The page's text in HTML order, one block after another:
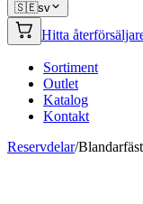
🇸🇪sv
Hitta
Sortiment
Outlet
Katalog
Kontakt
Reservdelar/